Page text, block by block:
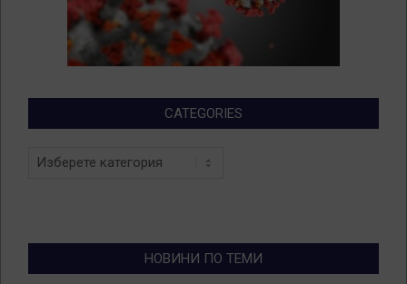
CATEGORIES
Categories
НОВИНИ ПО ТЕМИ